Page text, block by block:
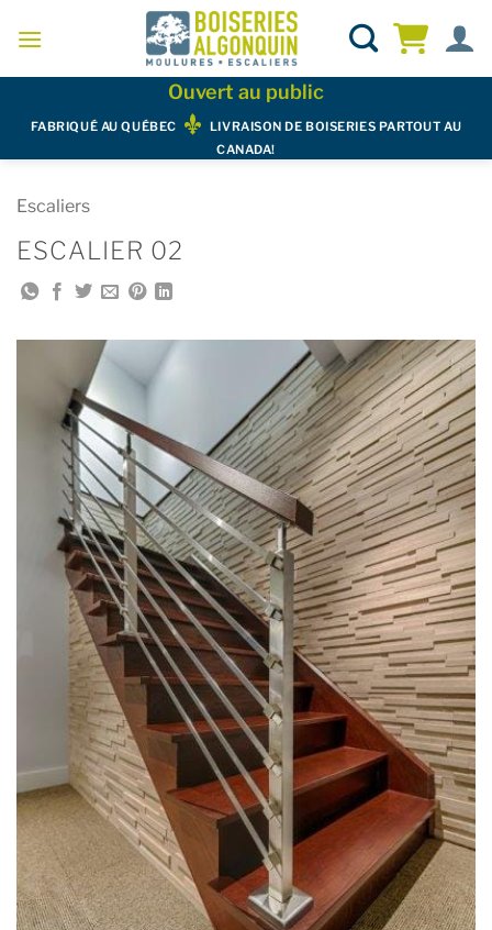
Ouvert au public
FABRIQUÉ AU QUÉBEC
LIVRAISON DE BOISERIES PARTOUT AU
CANADA!
Escaliers
ESCALIER 02